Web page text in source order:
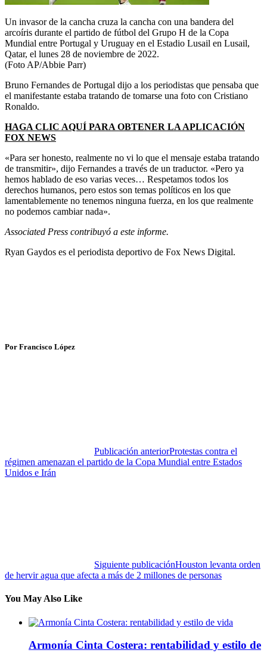
Un invasor de la cancha cruza la cancha con una bandera del
arcoíris durante el partido de fútbol del Grupo H de la Copa
Mundial entre Portugal y Uruguay en el Estadio Lusail en Lusail,
Qatar, el lunes 28 de noviembre de 2022.
(Foto AP/Abbie Parr)
Bruno Fernandes de Portugal dijo a los periodistas que pensaba que
el manifestante estaba tratando de tomarse una foto con Cristiano
Ronaldo.
HAGA CLIC AQUÍ PARA OBTENER LA APLICACIÓN
FOX NEWS
«Para ser honesto, realmente no vi lo que el mensaje estaba tratando
de transmitir», dijo Fernandes a través de un traductor. «Pero ya
hemos hablado de eso varias veces… Respetamos todos los
derechos humanos, pero estos son temas políticos en los que
lamentablemente no tenemos ninguna fuerza, en los que realmente
no podemos cambiar nada».
Associated Press contribuyó a este informe.
Ryan Gaydos es el periodista deportivo de Fox News Digital.
Por Francisco López
Publicación anteriorProtestas contra el
régimen amenazan el partido de la Copa Mundial entre Estados
Unidos e Irán
Siguiente publicaciónHouston levanta orden
de hervir agua que afecta a más de 2 millones de personas
You May Also Like
Armonía Cinta Costera: rentabilidad y estilo de